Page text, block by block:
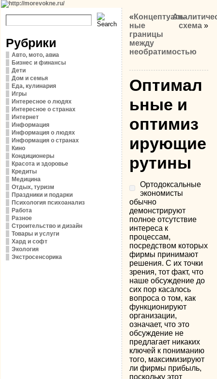
Рубрики
Авто, мото, авиа
Бизнес и финансы
Дети
Дом и семья
Еда, кулинария
Игры
Интересное о людях
Интересное о странах
Интернет
Информация
Информация о людях
Информация о странах
Кино
Кондиционеры
Красота и здоровье
Кредиты
Медицина
Отдых, туризм
Праздники и подарки
Психология психоанализ
Работа
Разное
Строительство и дизайн
Товары и услуги
Хард и софт
Экология
Экстросенсорика
«Концептуаль­
ные
границы
между
необратимостью
схема »
Оптимал
ьные и
оптимиз
ирующие
рутины
Ортодоксальные
экономисты
обычно
демонстрируют
полное отсутствие
интереса к
процессам,
посредством которых
фирмы принимают
решения. С их точки
зрения, тот факт, что
наше об­суждение до
сих пор касалось
вопроса о том, как
функциониру­ют
организации,
означает, что это
обсуждение не
предлагает никаких
ключей к пониманию
того, максимизируют
ли фирмы прибыль,
поскольку этот